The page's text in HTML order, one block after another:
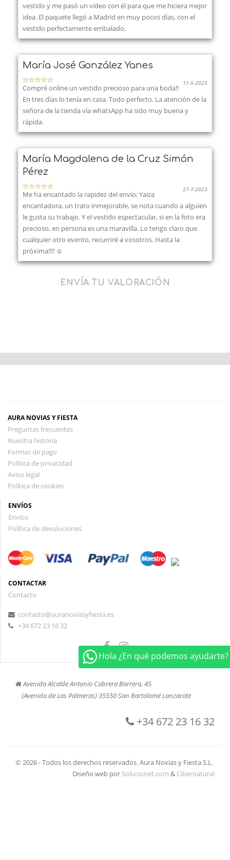
Hola ¿En qué podemos ayudarte?
vestido y me pasó un vídeo con él para que me hiciera mejor
idea. El paquete llegó a Madrid en muy pocos días, con el
vestido perfectamente embalado.
María José González Yanes
11-5-2025
Compré online un vestido precioso para una boda!!
En tres días lo tenía en casa. Todo perfecto. La atención de la
señora de la tienda vía whatsApp ha sido muy buena y
rápida.
María Magdalena de la Cruz Simón
Pérez
27-7-2023
Me ha encantado la rapidez del envío; Yaiza
encantadora, un trato inmejorable, se nota cuando a alguien
le gusta su trabajo. Y el vestido espectacular, si en la foto era
precioso, en persona es una maravilla. Lo tengo claro que
cualquier otro evento, recurriré a vosotros. Hasta la
próxima!!!! ☺️
ENVÍA TU VALORACIÓN
AURA NOVIAS Y FIESTA
Preguntas frecuentes
Nuestra historia
Formas de pago
Política de privacidad
Aviso legal
Política de cookies
ENVÍOS
Envíos
Política de devoluciones
CONTACTAR
Contacto
contacto@auranoviasyfiesta.es
+34 672 23 16 32
Avenida Alcalde Antonio Cabrera Barrera, 45
(Avenida de Las Palmeras) 35550 San Bartolomé Lanzarote
+34 672 23 16 32
© 2026 - Todos los derechos reservados. Aura Novias y Fiesta S.L.
Diseño web por Solucionet.com & Cibernatural